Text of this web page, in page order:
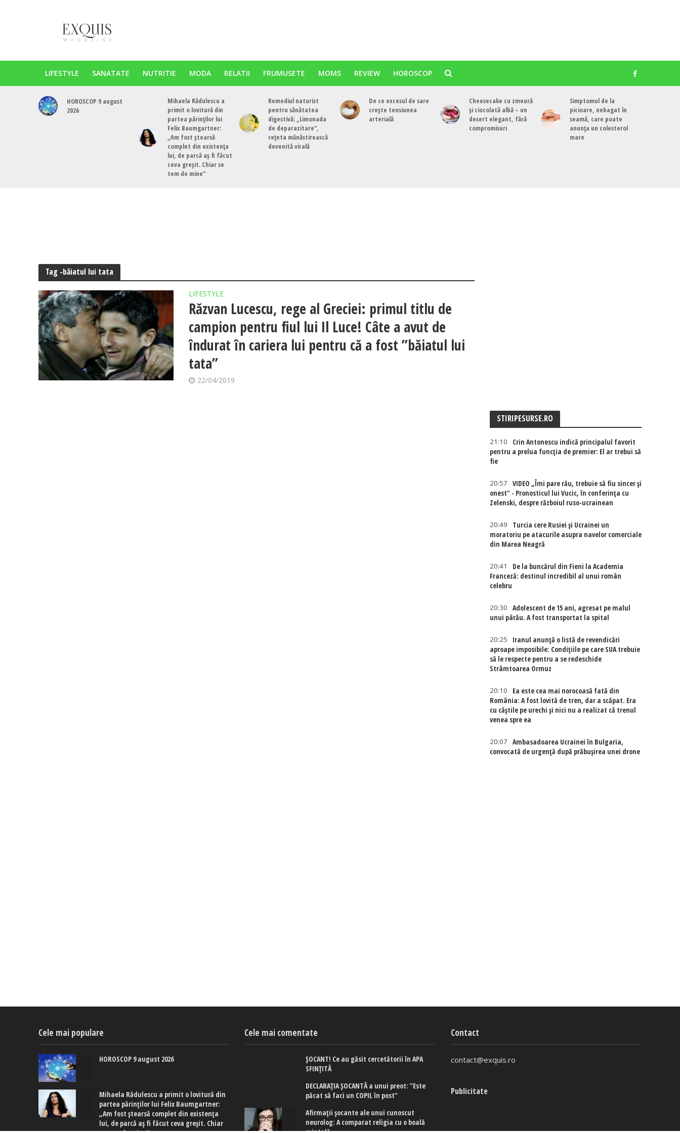
LIFESTYLE SANATATE NUTRITIE MODA RELATII FRUMUSETE MOMS REVIEW HOROSCOP
HOROSCOP 9 august
2026
Mihaela Rădulescu a
primit o lovitură din
partea părinților lui
Felix Baumgartner:
„Am fost ștearsă
complet din existența
lui, de parcă aș fi făcut
ceva greșit. Chiar se
tem de mine”
Remediul naturist
pentru sănătatea
digestivă: „Limonada
de deparazitare”,
rețeta mănăstirească
devenită virală
De ce excesul de sare
crește tensiunea
arterială
Cheesecake cu zmeură
și ciocolată albă – un
desert elegant, fără
compromisuri
Simptomul de la
picioare, nebagat în
seamă, care poate
anunța un colesterol
mare
Tag -băiatul lui tata
LIFESTYLE
Răzvan Lucescu, rege al Greciei: primul titlu de
campion pentru fiul lui Il Luce! Câte a avut de
îndurat în cariera lui pentru că a fost ”băiatul lui
tata”
22/04/2019
STIRIPESURSE.RO
21:10
Crin Antonescu indică principalul favorit
pentru a prelua funcția de premier: El ar trebui să
fie
20:57
VIDEO „Îmi pare rău, trebuie să fiu sincer și
onest” - Pronosticul lui Vucic, în conferința cu
Zelenski, despre războiul ruso-ucrainean
20:49
Turcia cere Rusiei și Ucrainei un
moratoriu pe atacurile asupra navelor comerciale
din Marea Neagră
20:41
De la buncărul din Fieni la Academia
Franceză: destinul incredibil al unui român
celebru
20:30
Adolescent de 15 ani, agresat pe malul
unui pârău. A fost transportat la spital
20:25
Iranul anunță o listă de revendicări
aproape imposibile: Condițiile pe care SUA trebuie
să le respecte pentru a se redeschide
Strâmtoarea Ormuz
20:10
Ea este cea mai norocoasă fată din
România: A fost lovită de tren, dar a scăpat. Era
cu căștile pe urechi și nici nu a realizat că trenul
venea spre ea
20:07
Ambasadoarea Ucrainei în Bulgaria,
convocată de urgență după prăbușirea unei drone
Cele mai populare
HOROSCOP 9 august 2026
Mihaela Rădulescu a primit o lovitură din
partea părinților lui Felix Baumgartner:
„Am fost ștearsă complet din existența
lui, de parcă aș fi făcut ceva greșit. Chiar
Cele mai comentate
ȘOCANT! Ce au găsit cercetătorii în APA
SFINȚITĂ
DECLARAȚIA ȘOCANTĂ a unui preot: ”Este
păcat să faci un COPIL în post”
Afirmaţii şocante ale unui cunoscut
neurolog: A comparat religia cu o boală
Contact
contact@exquis.ro
Publicitate